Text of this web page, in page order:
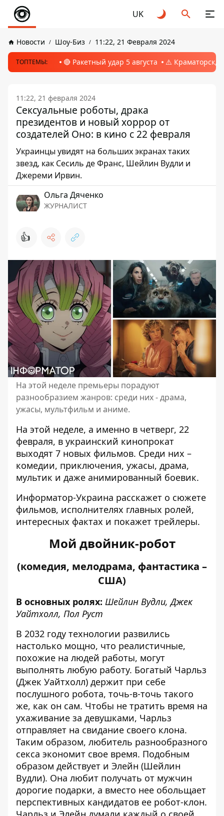
UK
Новости Шоу-Биз 11:22, 21 Февраля 2024
ТОПТЕМЫ: 🔴 Ракетный удар 5 августа ⚠️ Краматорск,
11:22, 21 февраля 2024
Сексуальные роботы, драка
президентов и новый хоррор от
создателей Оно: в кино с 22 февраля
Украинцы увидят на больших экранах таких
звезд, как Сесиль де Франс, Шейлин Вудли и
Джереми Ирвин.
Ольга Дяченко
ЖУРНАЛИСТ
👍
На этой неделе премьеры порадуют
разнообразием жанров: среди них - драма,
ужасы, мультфильм и аниме.
На этой неделе, а именно в четверг, 22
февраля, в украинский кинопрокат
выходят 7 новых фильмов. Среди них –
комедии, приключения, ужасы, драма,
мультик и даже анимированный боевик.
Информатор-Украина расскажет о сюжете
фильмов, исполнителях главных ролей,
интересных фактах и ​​покажет трейлеры.
Мой двойник-робот
(комедия, мелодрама, фантастика –
США)
В основных ролях: Шейлин Вудли, Джек
Уайтхолл, Пол Руст
В 2032 году технологии развились
настолько мощно, что реалистичные,
похожие на людей работы, могут
выполнять любую работу. Богатый Чарльз
(Джек Уайтхолл) держит при себе
послушного робота, точь-в-точь такого
же, как он сам. Чтобы не тратить время на
ухаживание за девушками, Чарльз
отправляет на свидание своего клона.
Таким образом, любитель разнообразного
секса экономит свое время. Подобным
образом действует и Элейн (Шейлин
Вудли). Она любит получать от мужчин
дорогие подарки, а вместо нее обольщает
перспективных кандидатов ее робот-клон.